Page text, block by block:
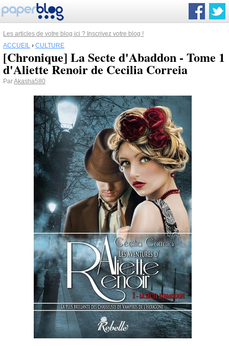
Les articles de votre blog ici ? Inscrivez votre blog !
ACCUEIL › CULTURE
[Chronique] La Secte d'Abaddon - Tome 1
d'Aliette Renoir de Cecilia Correia
ParAkasha580